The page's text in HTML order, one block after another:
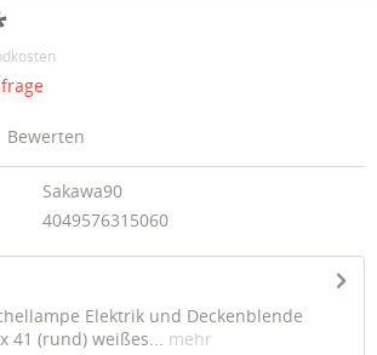
Bewerten
Sakawa90
4049576315060
Elektrik und Deckenblende
41 (rund) weißes... mehr